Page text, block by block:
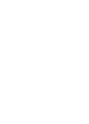
den
auf LinkedIn
zu